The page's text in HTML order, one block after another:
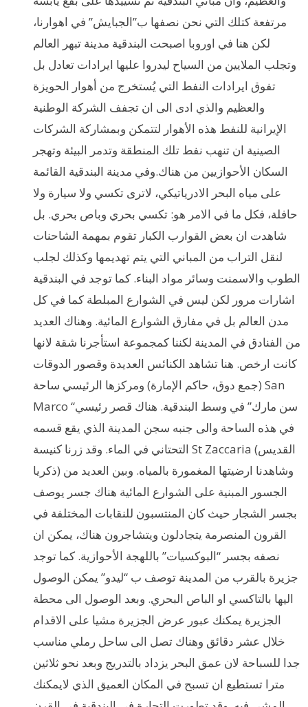
مرتفعة كتلك التي نحن نصفها ب”الجبايش” في اهوارنا،
لكن هنا في اوروبا اصبحت البندقية مدينة تبهر العالم
وتجلب الملايين من السياح ليدروا عليها ايرادات تعادل بل
تفوق ايرادات النفط التي يُستخرج من أهوار الحويزة
والعظيم والذي ادى الى ان تجفف الشركة الوطنية
الإيرانية للنفط هذه الأهوار لتتمكن وبمشاركة الشركات
الصينية ان تنهب نفط تلك المنطقة وتدمر البيئة وتهجر
السكان الأحوازيين من هناك.وفي مدينة البندقية القائمة
على مياه البحر الادرياتيكي، لاترى تكسي ولا سيارة ولا
حافلة، فكل ما في الامر هو: تكسي بحري وباص بحري. بل
شاهدت ان بعض القوارب الكبار تقوم بمهمة الشاحنات
لنقل التراب من المباني التي يتم تهديمها وكذلك لجلب
الطوب والاسمنت وسائر مواد البناء. كما توجد في البندقية
اشارات مرور لكن ليس في الشوارع المبلطة كما في كل
مدن العالم بل في مفارق الشوارع المائية. وهناك العديد
من الفنادق في المدينة لكننا كمجموعة استأجرنا شقة لانها
كانت ارخص. هنا تشاهد الكنائس العديدة وقصور الدوقات
(جمع دوق، حاكم الإمارة) ومركزها الرئيسي ساحة San
Marco “سن مارك” في وسط البندقية. هناك قصر رئيسي
في هذه الساحة والى جنبه سجن المدينة الذي يقع قسمه
التحتاني في الماء. وقد زرنا كنيسة St Zaccaria (القديس
ذكريا) وشاهدنا ارضيتها المغمورة بالمياه. وبين العديد من
الجسور المبنية على الشوارع المائية هناك جسر يوصف
بجسر الشجار حيث كان المنتسبون للنقابات المختلفة في
القرون المنصرمة يتجادلون ويتشاجرون هناك، يمكن ان
نصفه بجسر “البوكسيات” باللهجة الأحوازية. كما توجد
جزيرة بالقرب من المدينة توصف ب “ليدو” يمكن الوصول
اليها بالتاكسي او الباص البحري. وبعد الوصول الى محطة
الجزيرة يمكنك عبور عرض الجزيرة مشيا على الاقدام
خلال عشر دقائق وهناك تصل الى ساحل رملي مناسب
جدا للسباحة لان عمق البحر يزداد بالتدريج وبعد نحو ثلاثين
مترا تستطيع ان تسبح في المكان العميق الذي لايمكنك